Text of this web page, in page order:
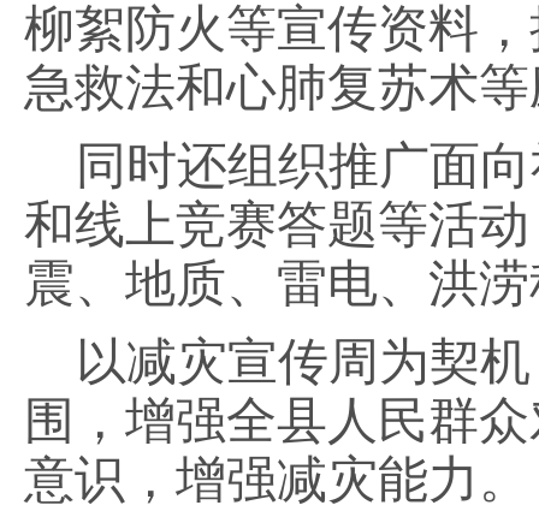
柳絮防火等宣传资料
急救法和心肺复苏术
同时还组织推广面
和线上竞赛答题等活
震、地质、雷电、洪
以减灾宣传周为契
围，增强全县人民群
意识，增强减灾能力。